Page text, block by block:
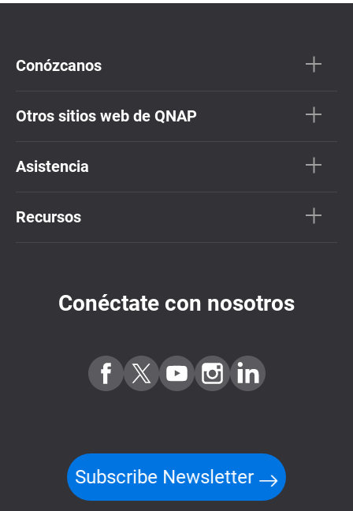
Conózcanos
Otros sitios web de QNAP
Asistencia
Recursos
Conéctate con nosotros
Subscribe Newsletter